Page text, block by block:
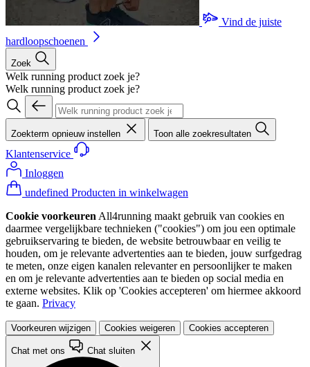
Vind de juiste
hardloopschoenen
Zoek
Welk running product zoek je?
Welk running product zoek je?
Zoekterm opnieuw instellen Toon alle zoekresultaten
Klantenservice
Inloggen
undefined Producten in winkelwagen
Cookie voorkeuren All4running maakt gebruik van cookies en
daarmee vergelijkbare technieken ("cookies") om jou een optimale
gebruikservaring te bieden, de website betrouwbaar en veilig te
houden, om je relevante advertenties aan te bieden, jouw surfgedrag
te meten, onze eigen kanalen relevanter en persoonlijker te maken
en om je relevante advertenties aan te bieden op social media en
externe websites. Klik op 'Cookies accepteren' om hiermee akkoord
te gaan. Privacy
Voorkeuren wijzigen Cookies weigeren Cookies accepteren
Chat met ons Chat sluiten